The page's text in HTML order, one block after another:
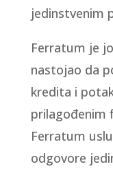
jedinstvenim
Ferratum je
nastojao da
kredita i
prilagođenim
Ferratum
odgovore